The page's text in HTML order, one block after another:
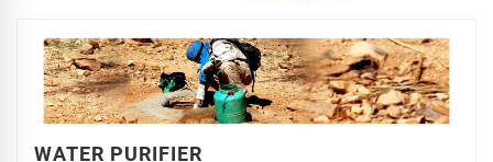
WATER PURIFIER